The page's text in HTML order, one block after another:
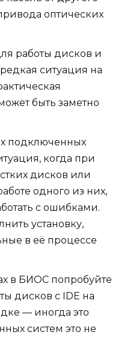
оптических
работы дисков и
ситуация на
быть заметно
подключенных
когда при
дисков или
одного из них,
с ошибками.
установку,
в её процессе
в БИОС попробуйте
дисков с IDE на
— иногда это
систем это не